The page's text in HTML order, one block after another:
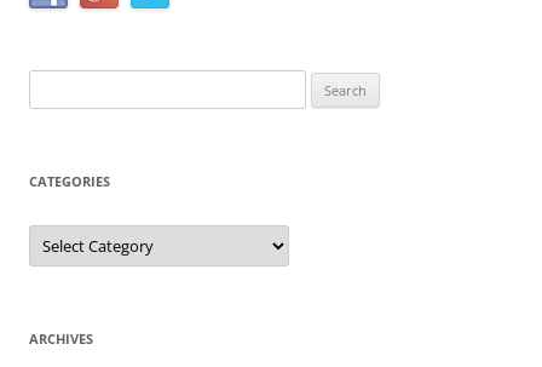
for:
CATEGORIES
Categories
ARCHIVES